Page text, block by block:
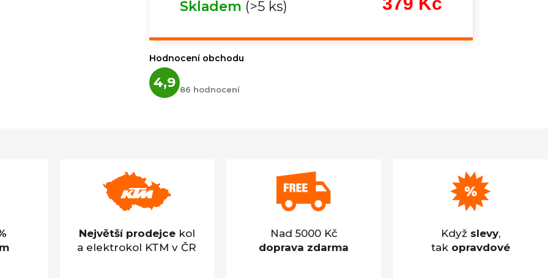
Skladem (>5 ks)
cena:
Hodnocení obchodu
4,9 hodnocení
obchodu
86 hodnocení
Největší prodejcekol
a elektrokol KTM v ČR
Nad 5000 Kč
doprava zdarma
Když slevy,
tak opravdové